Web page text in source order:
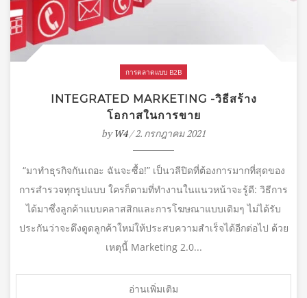
การตลาดแบบ B2B
INTEGRATED MARKETING -วิธีสร้าง
โอกาสในการขาย
byW4/ 2. กรกฎาคม 2021
“มาทำธุรกิจกันเถอะ ฉันจะซื้อ!” เป็นวลีปิดที่ต้องการมากที่สุดของ
การสำรวจทุกรูปแบบ ใครก็ตามที่ทำงานในแนวหน้าจะรู้ดี: วิธีการ
ได้มาซึ่งลูกค้าแบบคลาสสิกและการโฆษณาแบบเดิมๆ ไม่ได้รับ
ประกันว่าจะดึงดูดลูกค้าใหม่ให้ประสบความสำเร็จได้อีกต่อไป ด้วย
เหตุนี้ Marketing 2.0...
อ่านเพิ่มเติม